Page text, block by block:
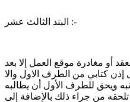
البند الثالث عشر :-
أو مغادرة موقع العمل إلا بعد
كتابي من الطرف الاول والا
ويحق للطرف الأول أن يطالبه
من جراء ذلك بالإضافة إلى